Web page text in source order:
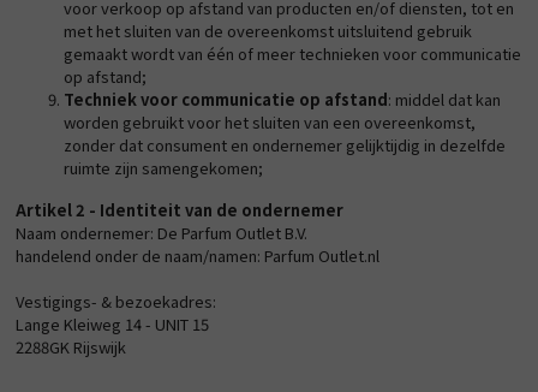
voor verkoop op afstand van producten en/of diensten, tot en
met het sluiten van de overeenkomst uitsluitend gebruik
gemaakt wordt van één of meer technieken voor communicatie
op afstand;
Techniek voor communicatie op afstand: middel dat kan
worden gebruikt voor het sluiten van een overeenkomst,
zonder dat consument en ondernemer gelijktijdig in dezelfde
ruimte zijn samengekomen;
Artikel 2 - Identiteit van de ondernemer
Naam ondernemer: De Parfum Outlet B.V.
handelend onder de naam/namen: Parfum Outlet.nl
Vestigings- & bezoekadres:
Lange Kleiweg 14 - UNIT 15
2288GK Rijswijk